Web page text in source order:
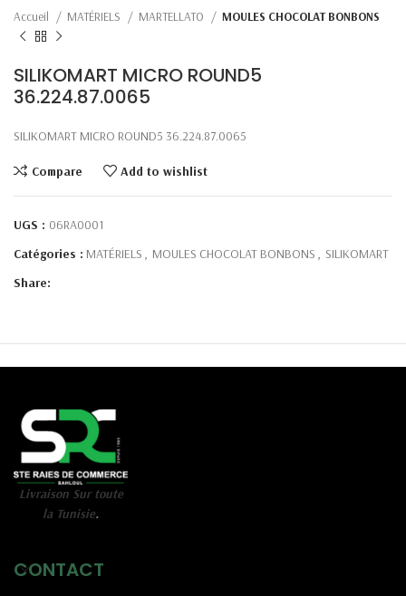
Accueil MATÉRIELS MARTELLATO MOULES CHOCOLAT BONBONS
SILIKOMART MICRO ROUND5
36.224.87.0065
SILIKOMART MICRO ROUND5 36.224.87.0065
Compare Add to wishlist
UGS : 06RA0001
Catégories : MATÉRIELS , MOULES CHOCOLAT BONBONS , SILIKOMART
Share:
Livraison Sur toute
la Tunisie.
CONTACT